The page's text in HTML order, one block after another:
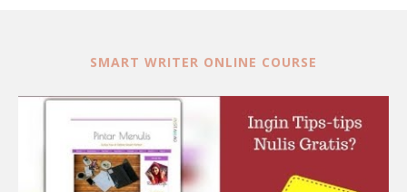
SMART WRITER ONLINE COURSE